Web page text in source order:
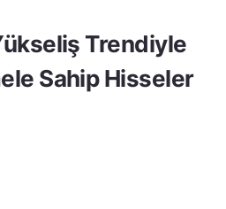
Trendiyle
Sahip Hisseler